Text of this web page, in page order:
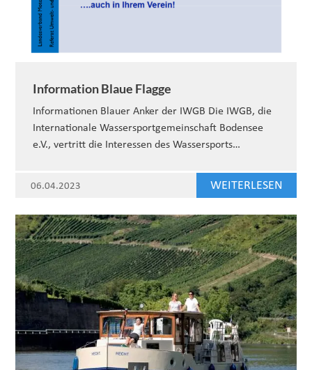
Information Blaue Flagge
Informationen Blauer Anker der IWGB Die IWGB, die
Internationale Wassersportgemeinschaft Bodensee
e.V., vertritt die Interessen des Wassersports…
06.04.2023 WEITERLESEN